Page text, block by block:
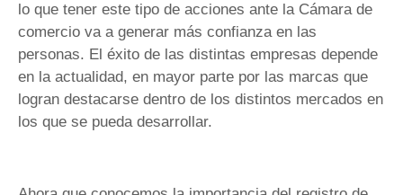
lo que tener este tipo de acciones ante la Cámara de
comercio va a generar más confianza en las
personas. El éxito de las distintas empresas depende
en la actualidad, en mayor parte por las marcas que
logran destacarse dentro de los distintos mercados en
los que se pueda desarrollar.